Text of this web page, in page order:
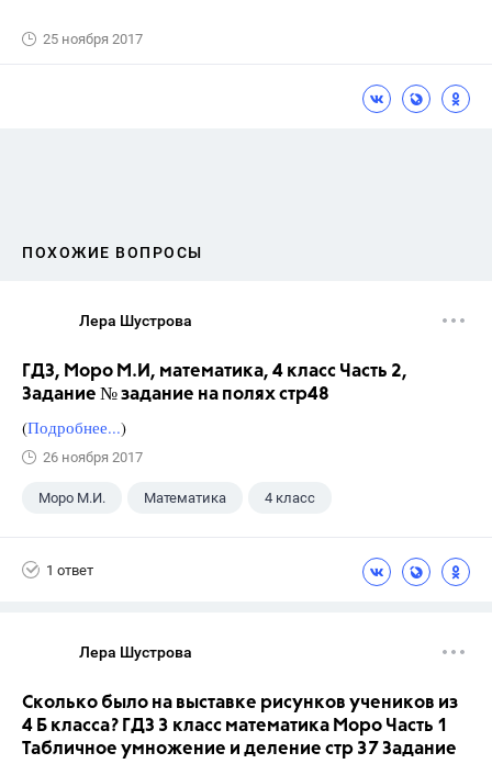
25 ноября 2017
ПОХОЖИЕ ВОПРОСЫ
Лера Шустрова
ГДЗ, Моро М.И, математика, 4 класс Часть 2,
Задание № задание на полях стр48
(Подробнее...)
26 ноября 2017
Моро М.И. Математика 4 класс
1 ответ
Лера Шустрова
Сколько было на выставке рисунков учеников из
4 Б класса? ГДЗ 3 класс математика Моро Часть 1
Табличное умножение и деление стр 37 Задание